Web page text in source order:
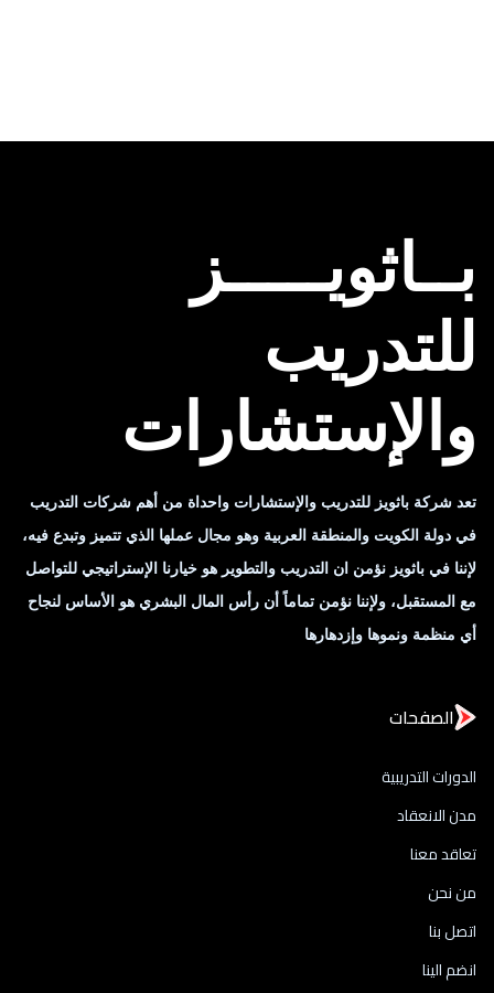
بــاثويـــــز
للتدريب
والإستشارات
تعد شركة باثويز للتدريب والإستشارات واحداة من أهم شركات التدريب
في دولة الكويت والمنطقة العربية وهو مجال عملها الذي تتميز وتبدع فيه،
لإننا في باثويز نؤمن ان التدريب والتطوير هو خيارنا الإستراتيجي للتواصل
مع المستقبل، ولإننا نؤمن تماماً أن رأس المال البشري هو الأساس لنجاح
أي منظمة ونموها وإزدهارها
الصفحات
الدورات التدريبية
مدن الانعقاد
تعاقد معنا
من نحن
اتصل بنا
انضم الينا